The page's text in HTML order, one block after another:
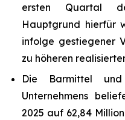
ersten Quartal
Hauptgrund hierfür
infolge gestiegener
zu höheren
Die Barmittel und
Unternehmens
2025 auf 62,84